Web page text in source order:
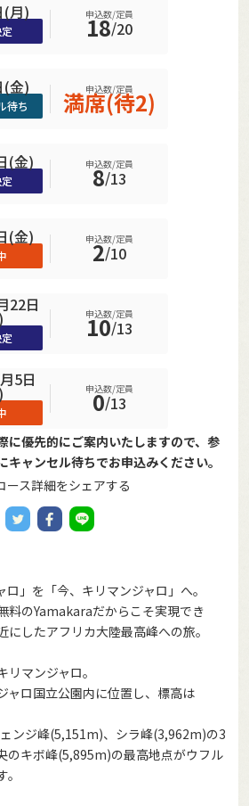
(月) 申込数/定員
18/20
(金)
待ち
申込数/定員
満席(待2)
(金) 申込数/定員
8/13
(金) 申込数/定員
2/10
22日 申込数/定員
10/13
5日 申込数/定員
0/13
に優先的にご案内いたしますので、参
ャンセル待ちでお申込みください。
ース詳細をシェアする
ロ」を「今、キリマンジャロ」へ。
料のYamakaraだからこそ実現でき
にしたアフリカ大陸最高峰への旅。
マンジャロ。
ャロ国立公園内に位置し、標高は
ンジ峰(5,151m)、シラ峰(3,962m)の3
のキボ峰(5,895m)の最高地点がウフル